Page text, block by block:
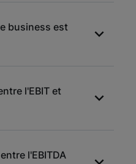
business est
de plusieurs
l'EBITDA. Une
est viable et
l'EBIT et
les provisions et
l'EBITDA